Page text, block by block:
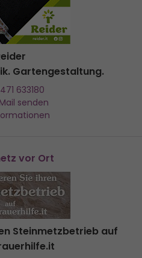
Gartengestaltung.
633180
senden
vor Ort
Steinmetzbetrieb auf